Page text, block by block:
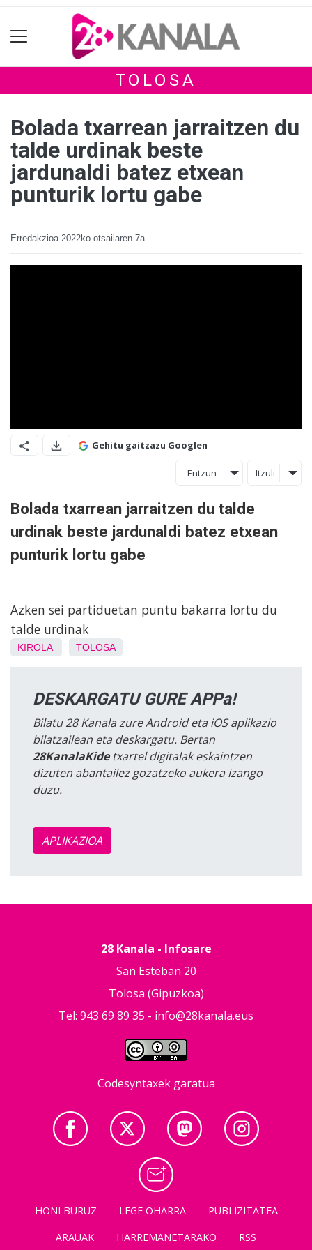
TOLOSA
Bolada txarrean jarraitzen du
talde urdinak beste
jardunaldi batez etxean
punturik lortu gabe
Erredakzioa 2022ko otsailaren 7a
Gehitu gaitzazu Googlen
Entzun Itzuli
Bolada txarrean jarraitzen du talde
urdinak beste jardunaldi batez etxean
punturik lortu gabe
Azken sei partiduetan puntu bakarra lortu du
talde urdinak
KIROLA TOLOSA
DESKARGATU GURE APPa!
Bilatu 28 Kanala zure Android eta iOS aplikazio
bilatzailean eta deskargatu. Bertan
28KanalaKidetxartel digitalak eskaintzen
dizuten abantailez gozatzeko aukera izango
duzu.
APLIKAZIOA
28 Kanala - Infosare
San Esteban 20
Tolosa (Gipuzkoa)
Tel: 943 69 89 35 - info@28kanala.eus
Codesyntaxek garatua
HONI BURUZ LEGE OHARRA
PUBLIZITATEA
ARAUAK
HARREMANETARAKO RSS